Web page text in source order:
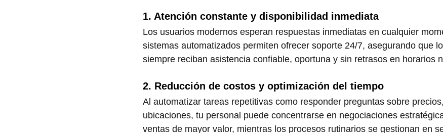
1. Atención constante y disponibilidad inmediata
Los usuarios modernos esperan respuestas inmediatas en cualquier
sistemas automatizados permiten ofrecer soporte 24/7, asegurando que
siempre reciban asistencia confiable, oportuna y sin retrasos en horarios
2. Reducción de costos y optimización del tiempo
Al automatizar tareas repetitivas como responder preguntas sobre
ubicaciones, tu personal puede concentrarse en negociaciones
ventas de mayor valor, mientras los procesos rutinarios se gestionan en